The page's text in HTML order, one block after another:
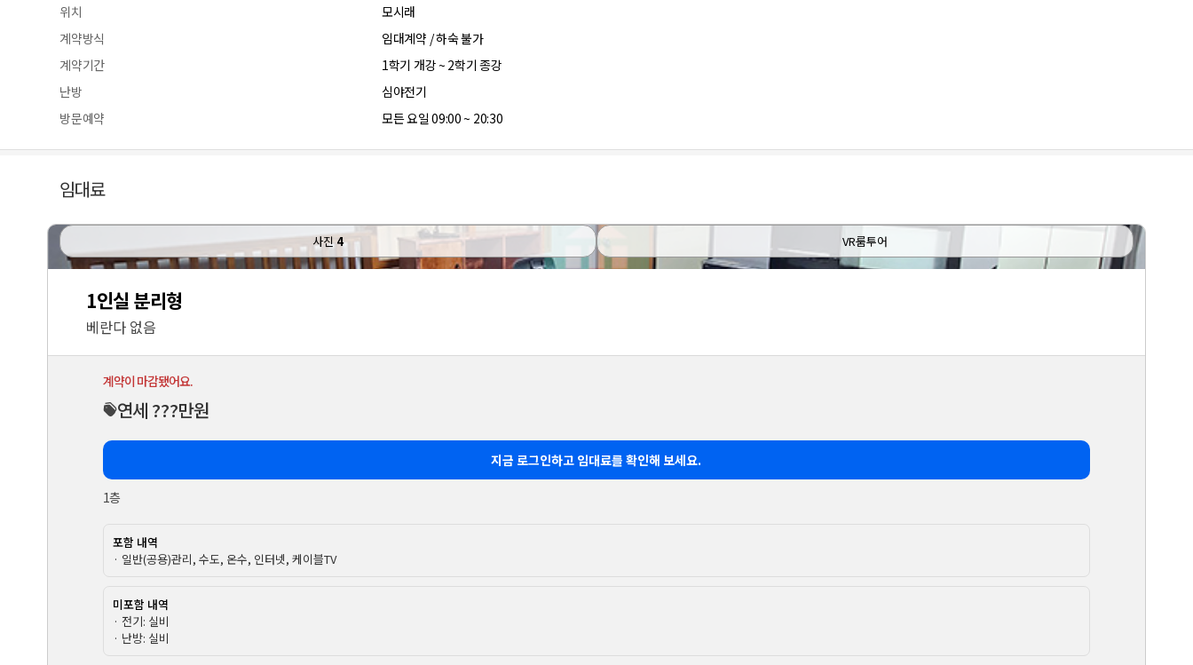
위치
모시래
계약방식
임대계약 / 하숙 불가
계약기간
1학기 개강 ~ 2학기 종강
난방
심야전기
방문예약
모든 요일 09:00 ~ 20:30
임대료
사진 4 VR룸투어
1인실 분리형
베란다 없음
계약이 마감됐어요.
연세 ???만원
지금 로그인하고 임대료를 확인해 보세요.
1층
포함 내역
· 일반(공용)관리, 수도, 온수, 인터넷, 케이블TV
미포함 내역
· 전기: 실비
· 난방: 실비